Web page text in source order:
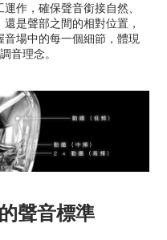
作，確保聲音銜接自然、
是聲部之間的相對位置，
場中的每一個細節，體現
音理念。
聲音標準